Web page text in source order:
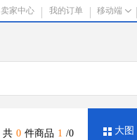
卖家中心 我的订单 移动端
共 0 件商品 1 /0 大图